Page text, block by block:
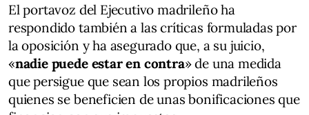
El portavoz del Ejecutivo madrileño ha
respondido también a las críticas formuladas por
la oposición y ha asegurado que, a su juicio,
«nadie puede estar en contra» de una medida
que persigue que sean los propios madrileños
quienes se beneficien de unas bonificaciones que